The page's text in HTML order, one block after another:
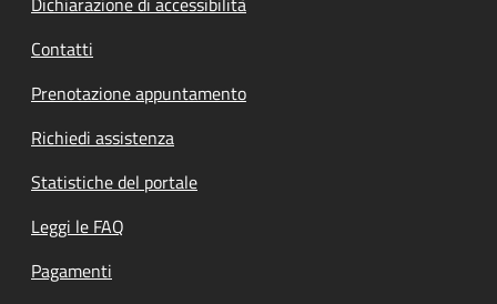
Contatti
Prenotazione appuntamento
Richiedi assistenza
Statistiche del portale
Leggi le FAQ
Pagamenti